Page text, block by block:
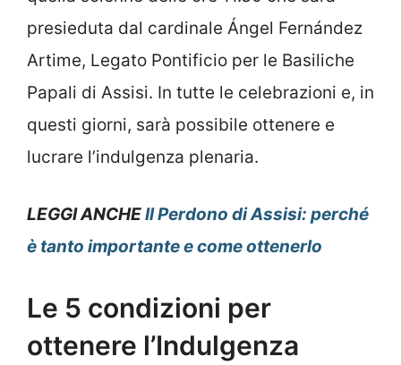
presieduta dal cardinale Ángel Fernández
Artime, Legato Pontificio per le Basiliche
Papali di Assisi. In tutte le celebrazioni e, in
questi giorni, sarà possibile ottenere e
lucrare l’indulgenza plenaria.
LEGGI ANCHEIl Perdono di Assisi: perché
è tanto importante e come ottenerlo
Le 5 condizioni per
ottenere l’Indulgenza